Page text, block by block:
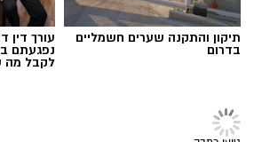
להפעלת משחקי בינגו, כרטיסי
במטבעות שונים.
נוסף הקשור, על פי החשד,
תיקון והתקנה שערים חשמליים
בדרום
עורך דין
נפגעתם
לקבל מה